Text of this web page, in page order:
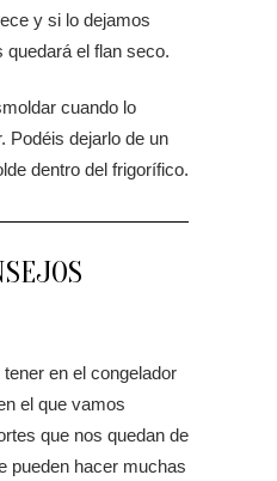
y si lo dejamos
quedará el flan seco.
cuando lo
Podéis dejarlo de un
dentro del frigorífico.
en el congelador
el que vamos
que nos quedan de
pueden hacer muchas